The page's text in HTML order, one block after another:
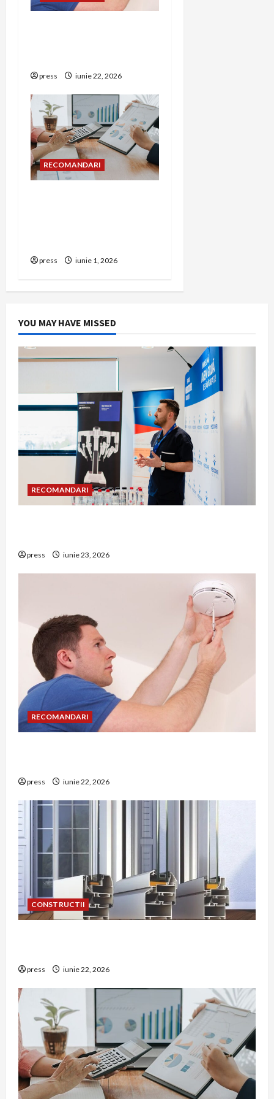
press iunie 22, 2026
RECOMANDARI
press iunie 1, 2026
YOU MAY HAVE MISSED
RECOMANDARI
press iunie 23, 2026
RECOMANDARI
press iunie 22, 2026
CONSTRUCTII
press iunie 22, 2026